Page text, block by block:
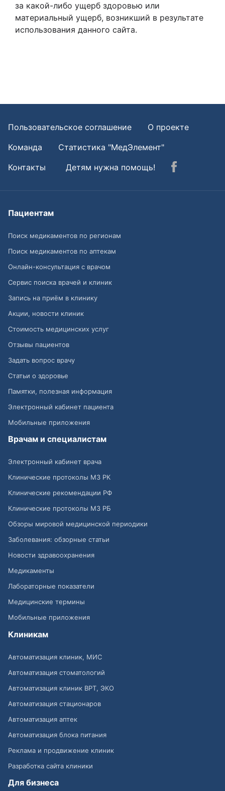
за какой-либо ущерб здоровью или
материальный ущерб, возникший в результате
использования данного сайта.
Пользовательское соглашение
О проекте
Команда
Статистика "МедЭлемент"
Контакты
Детям нужна помощь!
Пациентам
Поиск медикаментов по регионам
Поиск медикаментов по аптекам
Онлайн-консультация с врачом
Сервис поиска врачей и клиник
Запись на приём в клинику
Акции, новости клиник
Стоимость медицинских услуг
Отзывы пациентов
Задать вопрос врачу
Статьи о здоровье
Памятки, полезная информация
Электронный кабинет пациента
Мобильные приложения
Врачам и специалистам
Электронный кабинет врача
Клинические протоколы МЗ РК
Клинические рекомендации РФ
Клинические протоколы МЗ РБ
Обзоры мировой медицинской периодики
Заболевания: обзорные статьи
Новости здравоохранения
Медикаменты
Лабораторные показатели
Медицинские термины
Мобильные приложения
Клиникам
Автоматизация клиник, МИС
Автоматизация стоматологий
Автоматизация клиник ВРТ, ЭКО
Автоматизация стационаров
Автоматизация аптек
Автоматизация блока питания
Реклама и продвижение клиник
Разработка сайта клиники
Для бизнеса